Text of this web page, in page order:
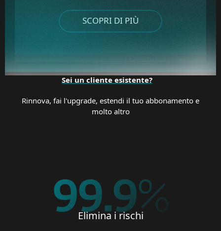
SCOPRI DI PIÙ
Sei un cliente esistente?
Rinnova, fai l'upgrade, estendi il tuo abbonamento e
molto altro
99.9%
Elimina i rischi